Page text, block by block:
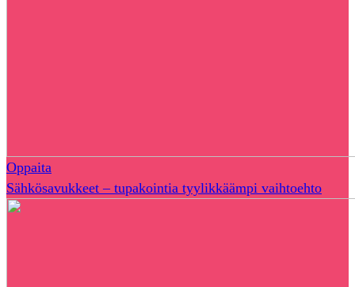
Oppaita
Sähkösavukkeet – tupakointia tyylikkäämpi vaihtoehto